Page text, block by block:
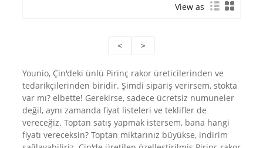
View as
< >
Younio, Çin'deki ünlü Pirinç rakor üreticilerinden ve
tedarikçilerinden biridir. Şimdi sipariş verirsem, stokta
var mı? elbette! Gerekirse, sadece ücretsiz numuneler
değil, aynı zamanda fiyat listeleri ve teklifler de
vereceğiz. Toptan satış yapmak istersem, bana hangi
fiyatı vereceksin? Toptan miktarınız büyükse, indirim